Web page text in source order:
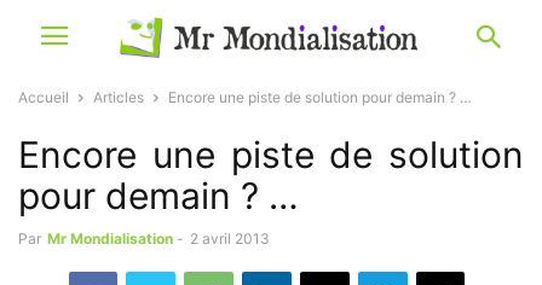
Accueil Articles Encore une piste de solution pour demain ? …
Encore une piste de solution
pour demain ? …
Par Mr Mondialisation - 2 avril 2013